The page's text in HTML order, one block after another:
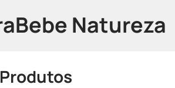
Bebe Natureza